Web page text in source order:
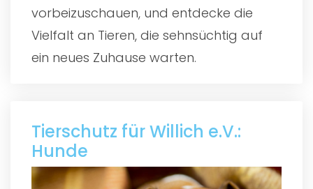
vorbeizuschauen, und entdecke die
Vielfalt an Tieren, die sehnsüchtig auf
ein neues Zuhause warten.
Tierschutz für Willich e.V.:
Hunde